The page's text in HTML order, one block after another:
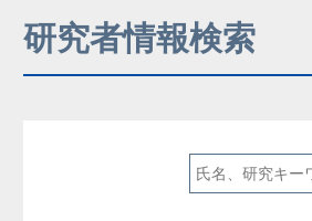
研究者情報検索